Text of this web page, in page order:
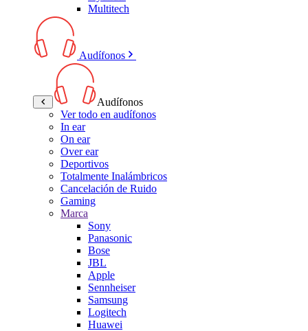
Multitech
Audífonos
Audífonos
Ver todo en audífonos
In ear
On ear
Over ear
Deportivos
Totalmente Inalámbricos
Cancelación de Ruido
Gaming
Marca
Sony
Panasonic
Bose
JBL
Apple
Sennheiser
Samsung
Logitech
Huawei